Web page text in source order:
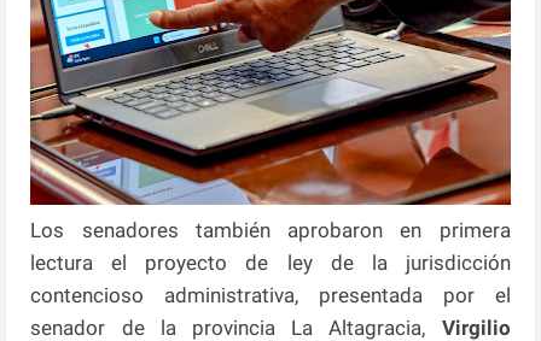
Los senadores también aprobaron en primera
lectura el proyecto de ley de la jurisdicción
contencioso administrativa, presentada por el
senador de la provincia La Altagracia, Virgilio